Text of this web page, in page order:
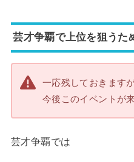
芸才争覇で上位を狙うた
一応残しておきます
今後このイベントが
芸才争覇では